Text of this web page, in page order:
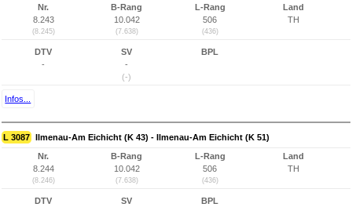
Nr.
8.243
(8.245)
B-Rang
10.042
(7.638)
L-Rang
506
(436)
Land
TH
DTV
-
SV
-
(-)
BPL
Infos...
L 3087 Ilmenau-Am Eichicht (K 43) - Ilmenau-Am Eichicht (K 51)
Nr.
8.244
(8.246)
B-Rang
10.042
(7.638)
L-Rang
506
(436)
Land
TH
DTV
SV
BPL